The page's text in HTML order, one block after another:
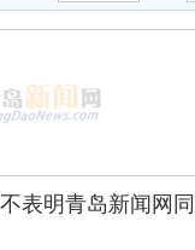
表明青岛新闻网